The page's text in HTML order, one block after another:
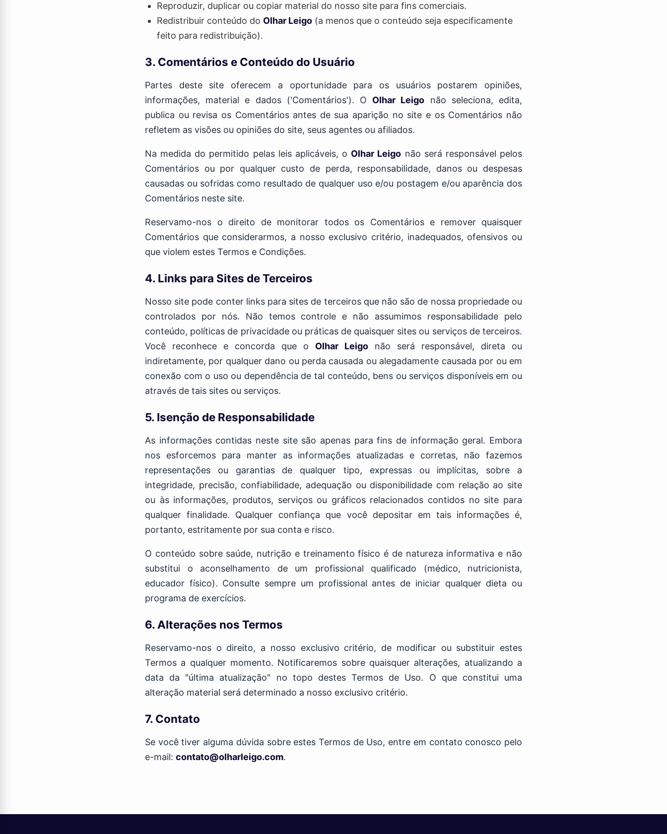
Reproduzir, duplicar ou copiar material do nosso site para fins comerciais.
Redistribuir conteúdo do Olhar Leigo (a menos que o conteúdo seja especificamente
feito para redistribuição).
3. Comentários e Conteúdo do Usuário
Partes deste site oferecem a oportunidade para os usuários postarem opiniões,
informações, material e dados ('Comentários'). O Olhar Leigo não seleciona, edita,
publica ou revisa os Comentários antes de sua aparição no site e os Comentários não
refletem as visões ou opiniões do site, seus agentes ou afiliados.
Na medida do permitido pelas leis aplicáveis, o Olhar Leigo não será responsável pelos
Comentários ou por qualquer custo de perda, responsabilidade, danos ou despesas
causadas ou sofridas como resultado de qualquer uso e/ou postagem e/ou aparência dos
Comentários neste site.
Reservamo-nos o direito de monitorar todos os Comentários e remover quaisquer
Comentários que considerarmos, a nosso exclusivo critério, inadequados, ofensivos ou
que violem estes Termos e Condições.
4. Links para Sites de Terceiros
Nosso site pode conter links para sites de terceiros que não são de nossa propriedade ou
controlados por nós. Não temos controle e não assumimos responsabilidade pelo
conteúdo, políticas de privacidade ou práticas de quaisquer sites ou serviços de terceiros.
Você reconhece e concorda que o Olhar Leigo não será responsável, direta ou
indiretamente, por qualquer dano ou perda causada ou alegadamente causada por ou em
conexão com o uso ou dependência de tal conteúdo, bens ou serviços disponíveis em ou
através de tais sites ou serviços.
5. Isenção de Responsabilidade
As informações contidas neste site são apenas para fins de informação geral. Embora
nos esforcemos para manter as informações atualizadas e corretas, não fazemos
representações ou garantias de qualquer tipo, expressas ou implícitas, sobre a
integridade, precisão, confiabilidade, adequação ou disponibilidade com relação ao site
ou às informações, produtos, serviços ou gráficos relacionados contidos no site para
qualquer finalidade. Qualquer confiança que você depositar em tais informações é,
portanto, estritamente por sua conta e risco.
O conteúdo sobre saúde, nutrição e treinamento físico é de natureza informativa e não
substitui o aconselhamento de um profissional qualificado (médico, nutricionista,
educador físico). Consulte sempre um profissional antes de iniciar qualquer dieta ou
programa de exercícios.
6. Alterações nos Termos
Reservamo-nos o direito, a nosso exclusivo critério, de modificar ou substituir estes
Termos a qualquer momento. Notificaremos sobre quaisquer alterações, atualizando a
data da "última atualização" no topo destes Termos de Uso. O que constitui uma
alteração material será determinado a nosso exclusivo critério.
7. Contato
Se você tiver alguma dúvida sobre estes Termos de Uso, entre em contato conosco pelo
e-mail: contato@olharleigo.com.